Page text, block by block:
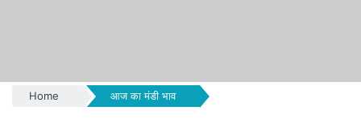
Home आज का मंडी भाव